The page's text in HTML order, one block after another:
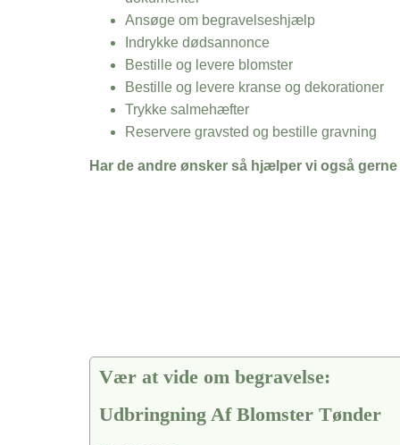
Ansøge om begravelseshjælp
Indrykke dødsannonce
Bestille og levere blomster
Bestille og levere kranse og dekorationer
Trykke salmehæfter
Reservere gravsted og bestille gravning
Har de andre ønsker så hjælper vi også gerne
Vær at vide om begravelse:
Udbringning Af Blomster Tønder